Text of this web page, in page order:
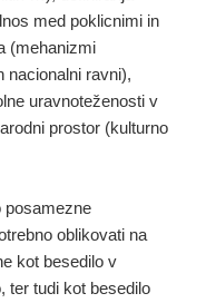
med poklicnimi in
(mehanizmi
nacionalni ravni),
uravnoteženosti v
prostor (kulturno
posamezne
oblikovati na
kot besedilo v
ter tudi kot besedilo